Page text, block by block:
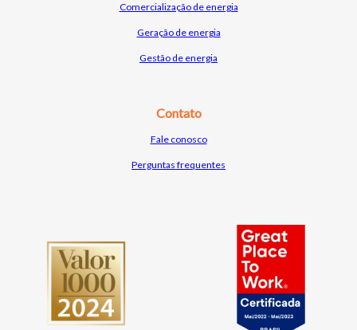
Comercialização de energia
Geração de energia
Gestão de energia
Contato
Fale conosco
Perguntas frequentes